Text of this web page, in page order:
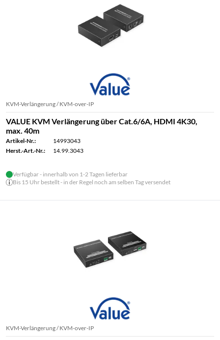
KVM-Verlängerung / KVM-over-IP
VALUE KVM Verlängerung über Cat.6/6A, HDMI 4K30,
max. 40m
Artikel-Nr.:
14993043
Herst.-Art.-Nr.:
14.99.3043
Verfügbar - innerhalb von 1-2 Tagen lieferbar
Bis 15 Uhr bestellt - in der Regel noch am selben Tag versendet
KVM-Verlängerung / KVM-over-IP